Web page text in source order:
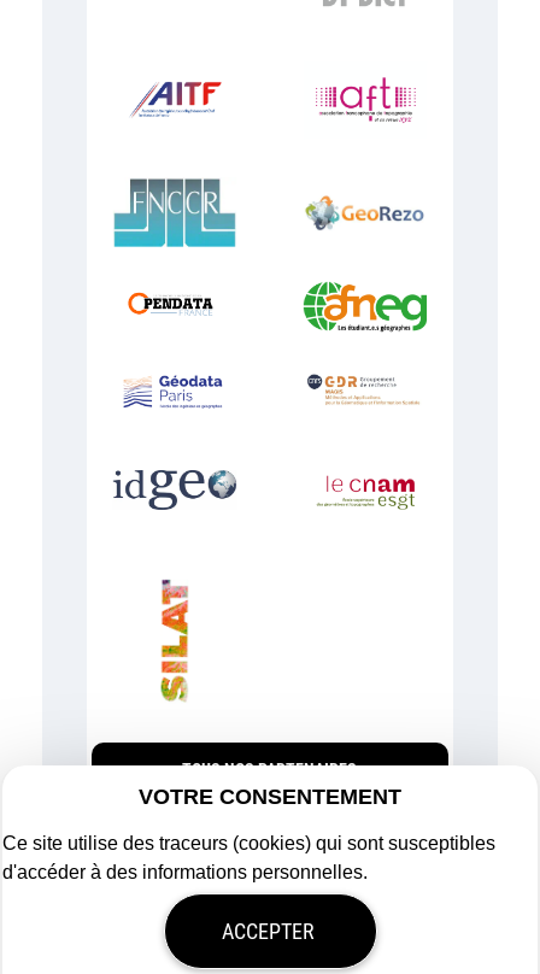
TOUS NOS PARTENAIRES
Mentions légales
Politique de confidentialité
VOTRE CONSENTEMENT
Ce site utilise des traceurs (cookies) qui sont susceptibles
d'accéder à des informations personnelles.
ACCEPTER